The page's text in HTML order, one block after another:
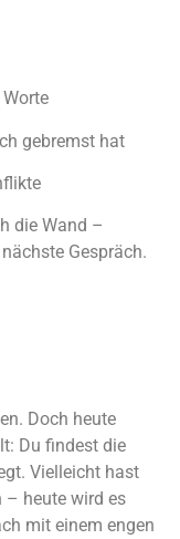
gebremst hat
die Wand –
Gespräch.
Doch heute
Du findest die
Vielleicht hast
– heute wird es
mit einem engen